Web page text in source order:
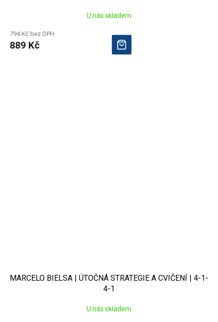
U nás skladem
794 Kč bez DPH
889 Kč
MARCELO BIELSA | ÚTOČNÁ STRATEGIE A CVIČENÍ | 4-1-
4-1
U nás skladem